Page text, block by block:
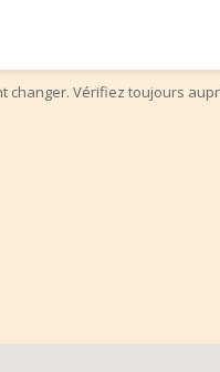
Vérifiez toujours